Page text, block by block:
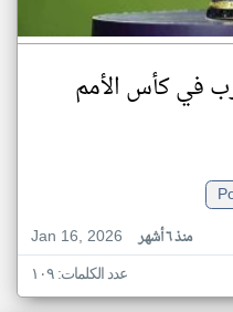
عرب في كأس الأمم
Jan 16, 2026
منذ ٦ أشهر
عدد الكلمات: ١٠٩